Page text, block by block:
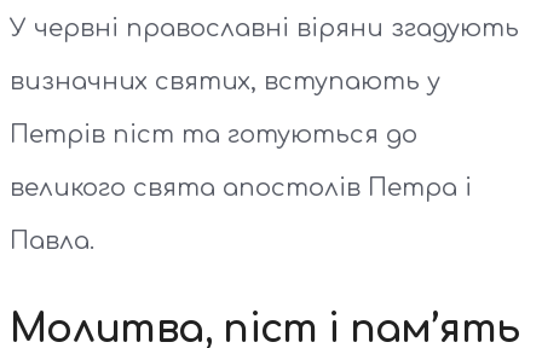
У червні православні віряни згадують
визначних святих, вступають у
Петрів піст та готуються до
великого свята апостолів Петра і
Павла.
Молитва, піст і пам’ять